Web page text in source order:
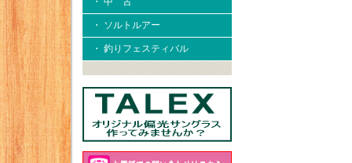
・ ソルトルアー
・ 釣りフェスティバル